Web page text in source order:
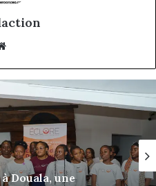
: de la discipline